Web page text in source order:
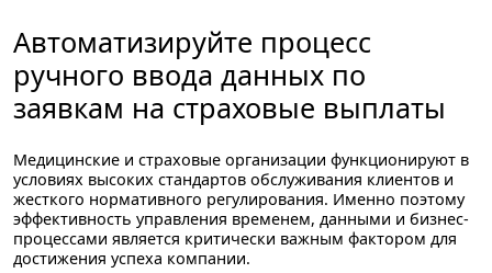
Автоматизируйте процесс
ручного ввода данных по
заявкам на страховые выплаты
Медицинские и страховые организации функционируют в
условиях высоких стандартов обслуживания клиентов и
жесткого нормативного регулирования. Именно поэтому
эффективность управления временем, данными и бизнес-
процессами является критически важным фактором для
достижения успеха компании.